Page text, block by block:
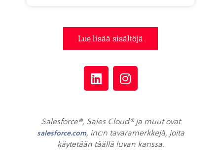
Lue lisää sisältöjä
Salesforce®, Sales Cloud® ja muut ovat
salesforce.com, inc:n tavaramerkkejä, joita
käytetään täällä luvan kanssa.